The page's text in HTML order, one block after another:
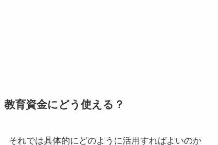
教育資金にどう使える？
それでは具体的にどのように活用すればよいのか